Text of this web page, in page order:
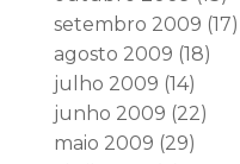
setembro 2009 (17)
agosto 2009 (18)
julho 2009 (14)
junho 2009 (22)
maio 2009 (29)